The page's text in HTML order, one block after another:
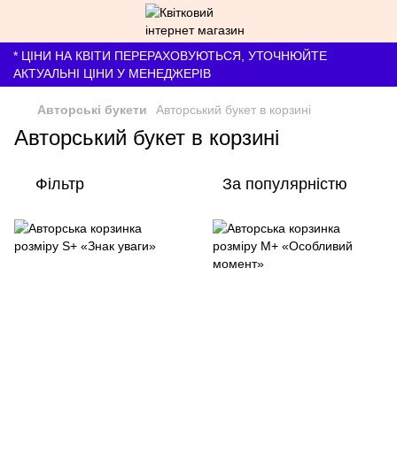
* ЦІНИ НА КВІТИ ПЕРЕРАХОВУЮТЬСЯ, УТОЧНЮЙТЕ
АКТУАЛЬНІ ЦІНИ У МЕНЕДЖЕРІВ
Авторські букети Авторський букет в корзині
Авторський букет в корзині
Фільтр За популярністю